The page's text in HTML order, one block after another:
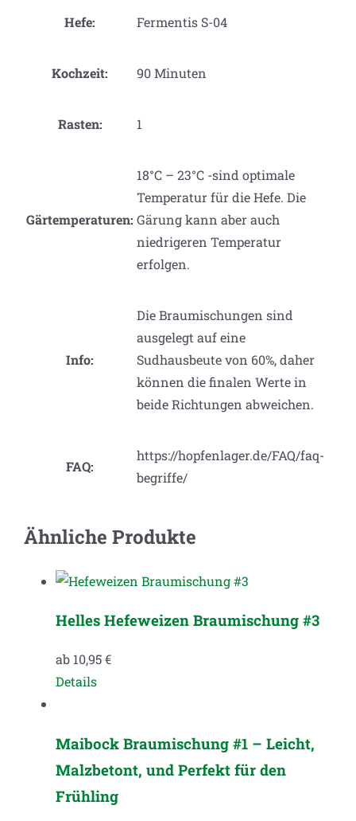
Hefe: Fermentis S-04
Kochzeit: 90 Minuten
Rasten: 1
Gärtemperaturen:
18°C – 23°C -sind optimale
Temperatur für die Hefe. Die
Gärung kann aber auch
niedrigeren Temperatur
erfolgen.
Info:
Die Braumischungen sind
ausgelegt auf eine
Sudhausbeute von 60%, daher
können die finalen Werte in
beide Richtungen abweichen.
FAQ:
https://hopfenlager.de/FAQ/faq-
begriffe/
Ähnliche Produkte
Helles Hefeweizen Braumischung #3
ab 10,95€
Dieses
mehrere
Varianten
auf.
Details
Maibock Braumischung #1 – Leicht,
Malzbetont, und Perfekt für den
Frühling